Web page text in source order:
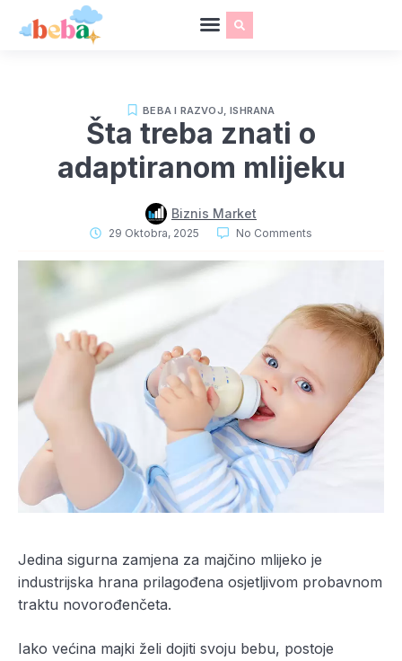
BEBA I RAZVOJ ,ISHRANA
Šta treba znati o
adaptiranom mlijeku
Biznis Market
29 Oktobra, 2025 No Comments
Jedina sigurna zamjena za majčino mlijeko je
industrijska hrana prilagođena osjetljivom probavnom
traktu novorođenčeta.
Iako većina majki želi dojiti svoju bebu, postoje